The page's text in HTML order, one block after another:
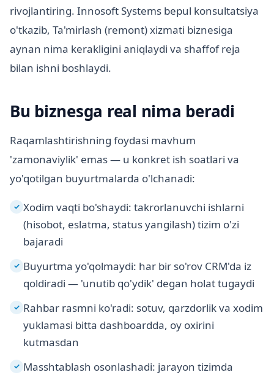
rivojlantiring. Innosoft Systems bepul konsultatsiya
o'tkazib, Ta'mirlash (remont) xizmati biznesiga
aynan nima kerakligini aniqlaydi va shaffof reja
bilan ishni boshlaydi.
Bu biznesga real nima beradi
Raqamlashtirishning foydasi mavhum
'zamonaviylik' emas — u konkret ish soatlari va
yo'qotilgan buyurtmalarda o'lchanadi:
✓ Xodim vaqti bo'shaydi: takrorlanuvchi ishlarni
(hisobot, eslatma, status yangilash) tizim o'zi
bajaradi
✓ Buyurtma yo'qolmaydi: har bir so'rov CRM'da iz
qoldiradi — 'unutib qo'ydik' degan holat tugaydi
✓ Rahbar rasmni ko'radi: sotuv, qarzdorlik va xodim
yuklamasi bitta dashboardda, oy oxirini
kutmasdan
✓ Masshtablash osonlashadi: jarayon tizimda